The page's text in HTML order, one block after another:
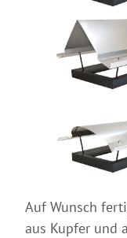
Auf Wunsch
aus Kupfer und